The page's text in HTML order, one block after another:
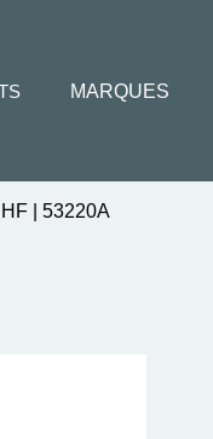
53220A
MARQUES